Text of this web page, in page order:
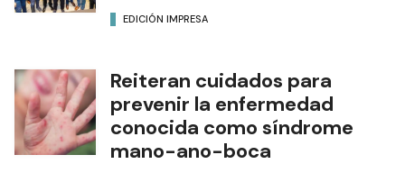
EDICIÓN IMPRESA
Reiteran cuidados para
prevenir la enfermedad
conocida como síndrome
mano-ano-boca